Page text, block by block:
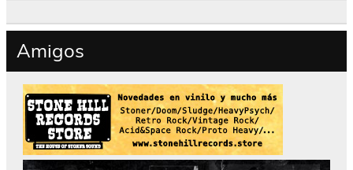
Amigos